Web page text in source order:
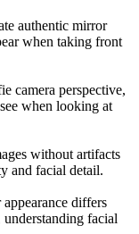
authentic mirror
when taking front
camera perspective,
when looking at
without artifacts
and facial detail.
differs
facial